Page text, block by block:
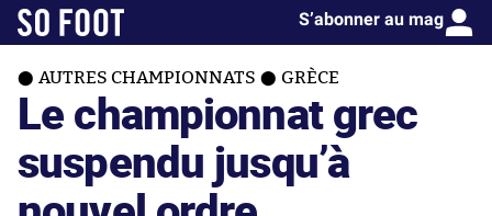
S’abonner au mag
AUTRES CHAMPIONNATS GRÈCE
Le championnat grec
suspendu jusqu’à